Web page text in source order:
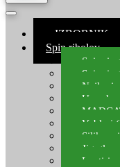
≡ IZBORNIK
Spin ribolov
Najloni
Vobleri
Jig
Leptiri